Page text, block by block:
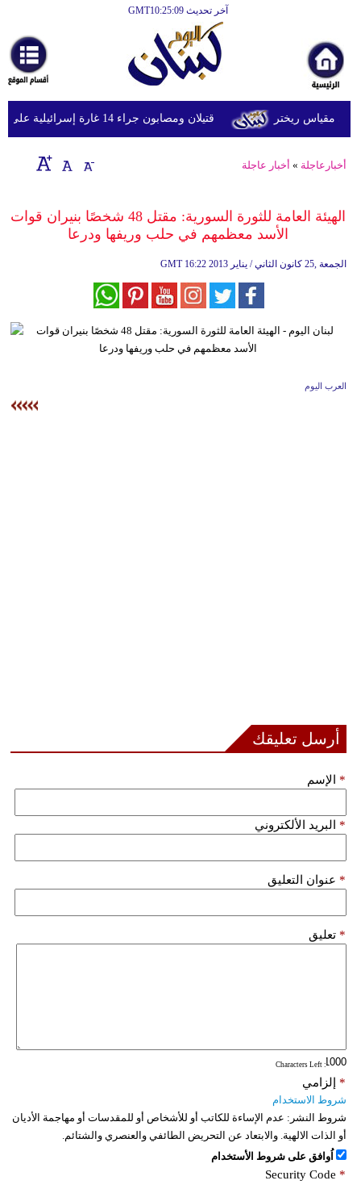
آخر تحديث GMT10:25:09
أخبارعاجلة
رياضة
ثقافة
إقتصاد
وموسيقى
ديكور
قتيلان ومصابون جراء 14 غارة إسرائيلية على شرق وجنوب لبنان
أخبارعاجلة » أخبار عاجلة
الهيئة العامة للثورة السورية: مقتل 48 شخصًا بنيران قوات
الأسد معظمهم في حلب وريفها ودرعا
GMT 16:22 2013 الجمعة ,25 كانون الثاني / يناير
العرب اليوم
أرسل تعليقك
الإسم *
البريد الألكتروني *
عنوان التعليق *
تعليق *
: Characters Left
إلزامي *
شروط الاستخدام
شروط النشر: عدم الإساءة للكاتب أو للأشخاص أو للمقدسات أو مهاجمة الأديان
أو الذات الالهية. والابتعاد عن التحريض الطائفي والعنصري والشتائم.
اُوافق على شروط الأستخدام
Security Code *